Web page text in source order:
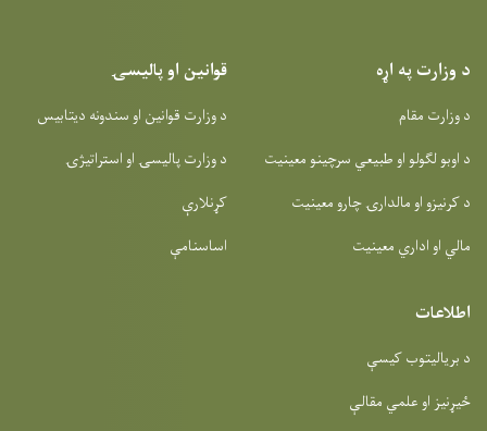
د وزارت په اړه
د وزارت مقام
د اوبو لګولو او طبیعي سرچینو معینیت
د کرنیزو او مالدارۍ چارو معینیت
مالي او اداري معینیت
قوانین او پالیسۍ
د وزارت قوانین او سندونه دیتابیس
د وزارت پالیسۍ او استراتیژۍ
کړنلارې
اساسنامې
اطلاعات
د بریالیتوب کیسې
ځیړنیز او علمي مقالې